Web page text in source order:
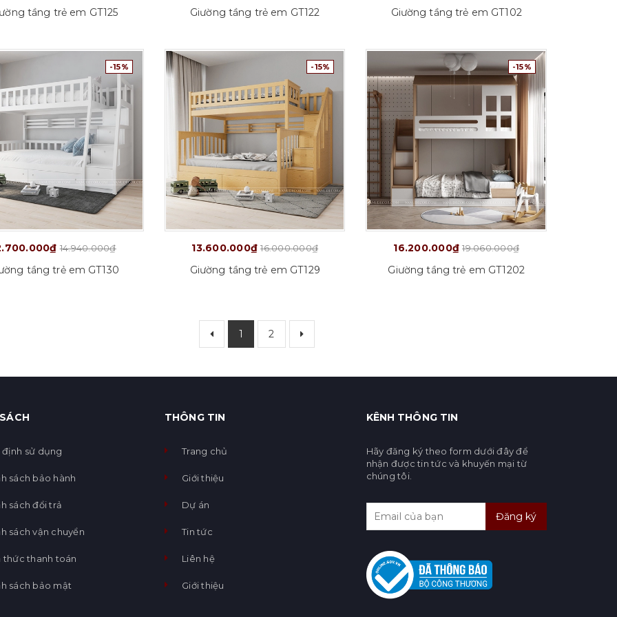
tầng trẻ em GT125 Giường tầng trẻ em GT122 Giường tầng trẻ em GT102
-15%
Chi tiết
14.940.000₫
tầng trẻ em GT130
-15%
13.600.000₫ 16.000.000₫
Giường tầng trẻ em GT129
-15%
Tuỳ chọn
16.200.000₫ 19.060.000₫
Giường tầng trẻ em GT1202
1 2
định sử dụng
sách bảo hành
sách đổi trả
sách vận chuyển
thức thanh toán
sách bảo mật
THÔNG TIN
Trang chủ
Giới thiệu
Dự án
Tin tức
Liên hệ
Giới thiệu
KÊNH THÔNG TIN
Hãy đăng ký theo form dưới đây để
nhận được tin tức và khuyến mại từ
chúng tôi.
Đăng ký